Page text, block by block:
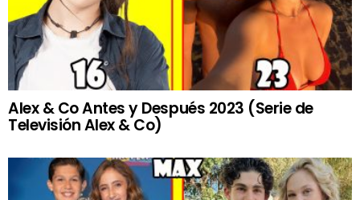
Alex & Co Antes y Después 2023 (Serie de
Televisión Alex & Co)